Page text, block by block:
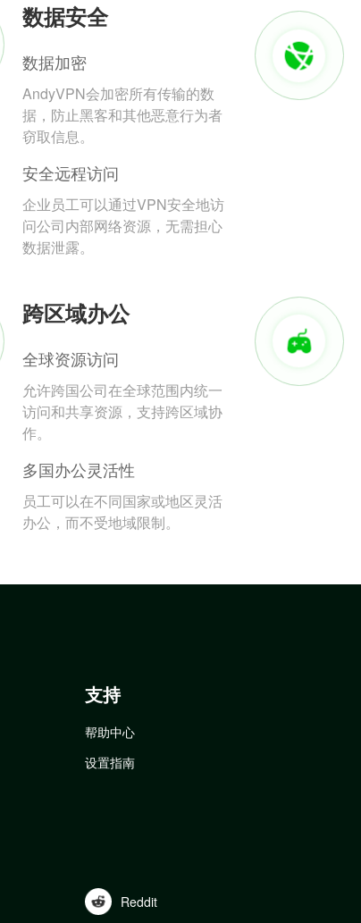
数据安全
数据加密
AndyVPN会加密所有传输的数
据，防止黑客和其他恶意行为者
窃取信息。
安全远程访问
企业员工可以通过VPN安全地访
问公司内部网络资源，无需担心
数据泄露。
跨区域办公
全球资源访问
允许跨国公司在全球范围内统一
访问和共享资源，支持跨区域协
作。
多国办公灵活性
员工可以在不同国家或地区灵活
办公，而不受地域限制。
支持
帮助中心
设置指南
Reddit